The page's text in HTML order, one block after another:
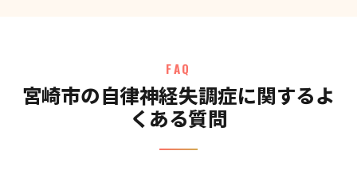
FAQ
宮崎市の自律神経失調症に関するよ
くある質問